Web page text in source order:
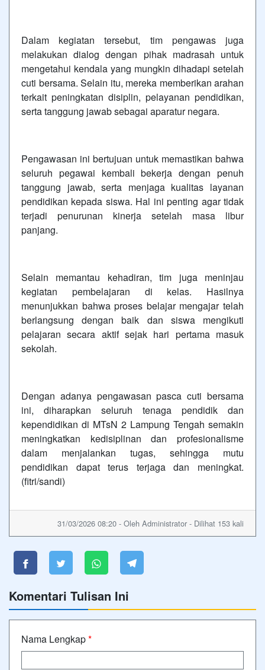
Dalam kegiatan tersebut, tim pengawas juga
melakukan dialog dengan pihak madrasah untuk
mengetahui kendala yang mungkin dihadapi setelah
cuti bersama. Selain itu, mereka memberikan arahan
terkait peningkatan disiplin, pelayanan pendidikan,
serta tanggung jawab sebagai aparatur negara.
Pengawasan ini bertujuan untuk memastikan bahwa
seluruh pegawai kembali bekerja dengan penuh
tanggung jawab, serta menjaga kualitas layanan
pendidikan kepada siswa. Hal ini penting agar tidak
terjadi penurunan kinerja setelah masa libur
panjang.
Selain memantau kehadiran, tim juga meninjau
kegiatan pembelajaran di kelas. Hasilnya
menunjukkan bahwa proses belajar mengajar telah
berlangsung dengan baik dan siswa mengikuti
pelajaran secara aktif sejak hari pertama masuk
sekolah.
Dengan adanya pengawasan pasca cuti bersama
ini, diharapkan seluruh tenaga pendidik dan
kependidikan di MTsN 2 Lampung Tengah semakin
meningkatkan kedisiplinan dan profesionalisme
dalam menjalankan tugas, sehingga mutu
pendidikan dapat terus terjaga dan meningkat.
(fitri/sandi)
31/03/2026 08:20 - Oleh Administrator - Dilihat 153 kali
Komentari Tulisan Ini
Nama Lengkap*